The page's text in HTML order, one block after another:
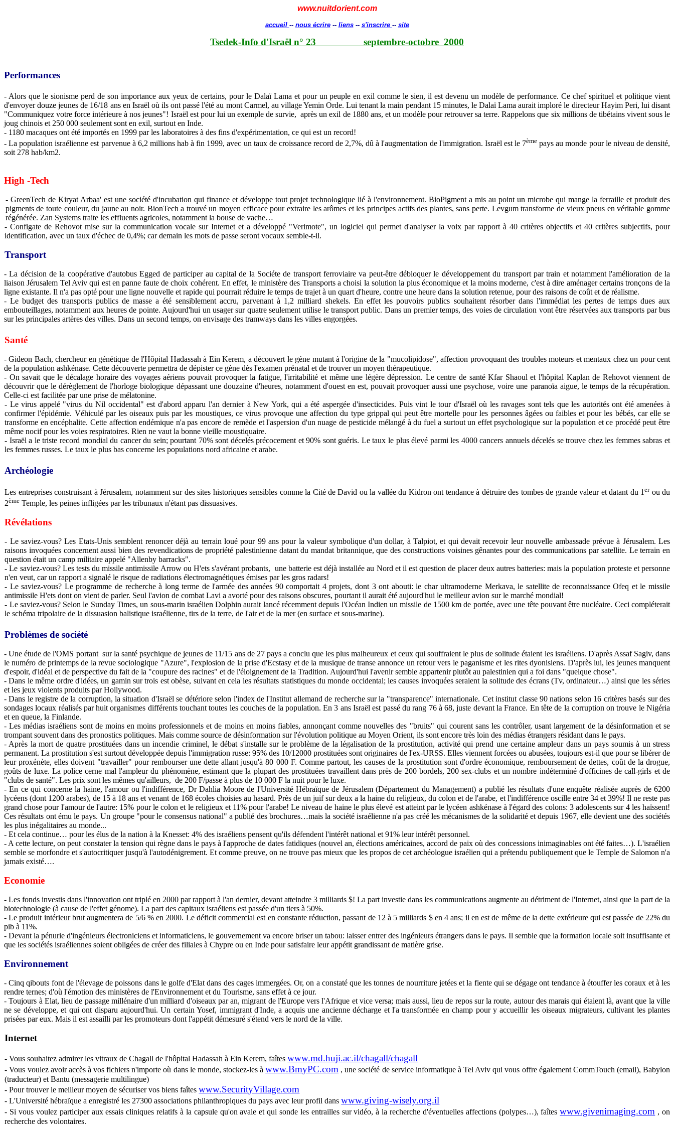
www.nuitdorient.com
accueil -- nous écrire-- liens-- s'inscrire -- site
Tsedek-Info d'Israël n° 23 septembre-octobre 2000
Performances
- Alors que le sionisme perd de son importance aux yeux de certains, pour le Dalaï Lama et pour un peuple en exil comme le sien, il est devenu un modèle de performance. Ce chef spirituel et politique vient
d'envoyer douze jeunes de 16/18 ans en Israël où ils ont passé l'été au mont Carmel, au village Yemin Orde. Lui tenant la main pendant 15 minutes, le Dalaï Lama aurait imploré le directeur Hayim Peri, lui disant
"Communiquez votre force intérieure à nos jeunes"! Israël est pour lui un exemple de survie, après un exil de 1880 ans, et un modèle pour retrouver sa terre. Rappelons que six millions de tibétains vivent sous le
joug chinois et 250 000 seulement sont en exil, surtout en Inde.
- 1180 macaques ont été importés en 1999 par les laboratoires à des fins d'expérimentation, ce qui est un record!
- La population israélienne est parvenue à 6,2 millions hab à fin 1999, avec un taux de croissance record de 2,7%, dû à l'augmentation de l'immigration. Israël est le 7ème pays au monde pour le niveau de densité,
soit 278 hab/km2.
High -Tech
- GreenTech de Kiryat Arbaa' est une société d'incubation qui finance et développe tout projet technologique lié à l'environnement. BioPigment a mis au point un microbe qui mange la ferraille et produit des
pigments de toute couleur, du jaune au noir. BionTech a trouvé un moyen efficace pour extraire les arômes et les principes actifs des plantes, sans perte. Levgum transforme de vieux pneus en véritable gomme
régénérée. Zan Systems traite les effluents agricoles, notamment la bouse de vache…
- Configate de Rehovot mise sur la communication vocale sur Internet et a développé "Verimote", un logiciel qui permet d'analyser la voix par rapport à 40 critères objectifs et 40 critères subjectifs, pour
identification, avec un taux d'échec de 0,4%; car demain les mots de passe seront vocaux semble-t-il.
Transport
- La décision de la coopérative d'autobus Egged de participer au capital de la Sociéte de transport ferroviaire va peut-être débloquer le développement du transport par train et notamment l'amélioration de la
liaison Jérusalem Tel Aviv qui est en panne faute de choix cohérent. En effet, le ministère des Transports a choisi la solution la plus économique et la moins moderne, c'est à dire aménager certains tronçons de la
ligne existante. Il n'a pas opté pour une ligne nouvelle et rapide qui pourrait réduire le temps de trajet à un quart d'heure, contre une heure dans la solution retenue, pour des raisons de coût et de réalisme.
- Le budget des transports publics de masse a été sensiblement accru, parvenant à 1,2 milliard shekels. En effet les pouvoirs publics souhaitent résorber dans l'immédiat les pertes de temps dues aux
embouteillages, notamment aux heures de pointe. Aujourd'hui un usager sur quatre seulement utilise le transport public. Dans un premier temps, des voies de circulation vont être réservées aux transports par bus
sur les principales artères des villes. Dans un second temps, on envisage des tramways dans les villes engorgées.
Santé
- Gideon Bach, chercheur en génétique de l'Hôpital Hadassah à Ein Kerem, a découvert le gène mutant à l'origine de la "mucolipidose", affection provoquant des troubles moteurs et mentaux chez un pour cent
de la population ashkénase. Cette découverte permettra de dépister ce gène dès l'examen prénatal et de trouver un moyen thérapeutique.
- On savait que le décalage horaire des voyages aériens pouvait provoquer la fatigue, l'irritabilité et même une légère dépression. Le centre de santé Kfar Shaoul et l'hôpital Kaplan de Rehovot viennent de
découvrir que le dérèglement de l'horloge biologique dépassant une douzaine d'heures, notamment d'ouest en est, pouvait provoquer aussi une psychose, voire une paranoïa aigue, le temps de la récupération.
Celle-ci est facilitée par une prise de mélatonine.
- Le virus appelé "virus du Nil occidental" est d'abord apparu l'an dernier à New York, qui a été aspergée d'insecticides. Puis vint le tour d'Israël où les ravages sont tels que les autorités ont été amenées à
confirmer l'épidémie. Véhiculé par les oiseaux puis par les moustiques, ce virus provoque une affection du type grippal qui peut être mortelle pour les personnes âgées ou faibles et pour les bébés, car elle se
transforme en encéphalite. Cette affection endémique n'a pas encore de remède et l'aspersion d'un nuage de pesticide mélangé à du fuel a surtout un effet psychologique sur la population et ce procédé peut être
même nocif pour les voies respiratoires. Rien ne vaut la bonne vieille moustiquaire.
- Israël a le triste record mondial du cancer du sein; pourtant 70% sont décelés précocement et 90% sont guéris. Le taux le plus élevé parmi les 4000 cancers annuels décelés se trouve chez les femmes sabras et
les femmes russes. Le taux le plus bas concerne les populations nord africaine et arabe.
Archéologie
Les entreprises construisant à Jérusalem, notamment sur des sites historiques sensibles comme la Cité de David ou la vallée du Kidron ont tendance à détruire des tombes de grande valeur et datant du 1erou du
2ème Temple, les peines infligées par les tribunaux n'étant pas dissuasives.
Révélations
- Le saviez-vous? Les Etats-Unis semblent renoncer déjà au terrain loué pour 99 ans pour la valeur symbolique d'un dollar, à Talpiot, et qui devait recevoir leur nouvelle ambassade prévue à Jérusalem. Les
raisons invoquées concernent aussi bien des revendications de propriété palestinienne datant du mandat britannique, que des constructions voisines gênantes pour des communications par satellite. Le terrain en
question était un camp militaire appelé "Allenby barracks".
- Le saviez-vous? Les tests du missile antimissile Arrow ou H'ets s'avérant probants, une batterie est déjà installée au Nord et il est question de placer deux autres batteries: mais la population proteste et personne
n'en veut, car un rapport a signalé le risque de radiations électromagnétiques émises par les gros radars!
- Le saviez-vous? Le programme de recherche à long terme de l'armée des années 90 comportait 4 projets, dont 3 ont abouti: le char ultramoderne Merkava, le satellite de reconnaissance Ofeq et le missile
antimissile H'ets dont on vient de parler. Seul l'avion de combat Lavi a avorté pour des raisons obscures, pourtant il aurait été aujourd'hui le meilleur avion sur le marché mondial!
- Le saviez-vous? Selon le Sunday Times, un sous-marin israélien Dolphin aurait lancé récemment depuis l'Océan Indien un missile de 1500 km de portée, avec une tête pouvant être nucléaire. Ceci compléterait
le schéma tripolaire de la dissuasion balistique israélienne, tirs de la terre, de l'air et de la mer (en surface et sous-marine).
Problèmes de société
- Une étude de l'OMS portant sur la santé psychique de jeunes de 11/15 ans de 27 pays a conclu que les plus malheureux et ceux qui souffraient le plus de solitude étaient les israéliens. D'après Assaf Sagiv, dans
le numéro de printemps de la revue sociologique "Azure", l'explosion de la prise d'Ecstasy et de la musique de transe annonce un retour vers le paganisme et les rites dyonisiens. D'après lui, les jeunes manquent
d'espoir, d'idéal et de perspective du fait de la "coupure des racines" et de l'éloignement de la Tradition. Aujourd'hui l'avenir semble appartenir plutôt au palestinien qui a foi dans "quelque chose".
- Dans le même ordre d'idées, un gamin sur trois est obèse, suivant en cela les résultats statistiques du monde occidental; les causes invoquées seraient la solitude des écrans (Tv, ordinateur…) ainsi que les séries
et les jeux violents produits par Hollywood.
- Dans le registre de la corruption, la situation d'Israël se détériore selon l'index de l'Institut allemand de recherche sur la "transparence" internationale. Cet institut classe 90 nations selon 16 critères basés sur des
sondages locaux réalisés par huit organismes différents touchant toutes les couches de la population. En 3 ans Israël est passé du rang 76 à 68, juste devant la France. En tête de la corruption on trouve le Nigéria
et en queue, la Finlande.
- Les médias israéliens sont de moins en moins professionnels et de moins en moins fiables, annonçant comme nouvelles des "bruits" qui courent sans les contrôler, usant largement de la désinformation et se
trompant souvent dans des pronostics politiques. Mais comme source de désinformation sur l'évolution politique au Moyen Orient, ils sont encore très loin des médias étrangers résidant dans le pays.
- Après la mort de quatre prostituées dans un incendie criminel, le débat s'installe sur le problème de la légalisation de la prostitution, activité qui prend une certaine ampleur dans un pays soumis à un stress
permanent. La prostitution s'est surtout développée depuis l'immigration russe: 95% des 10/12000 prostituées sont originaires de l'ex-URSS. Elles viennent forcées ou abusées, toujours est-il que pour se libérer de
leur proxénète, elles doivent "travailler" pour rembourser une dette allant jusqu'à 80 000 F. Comme partout, les causes de la prostitution sont d'ordre économique, remboursement de dettes, coût de la drogue,
goûts de luxe. La police cerne mal l'ampleur du phénomène, estimant que la plupart des prostituées travaillent dans près de 200 bordels, 200 sex-clubs et un nombre indéterminé d'officines de call-girls et de
"clubs de santé". Les prix sont les mêmes qu'ailleurs, de 200 F/passe à plus de 10 000 F la nuit pour le luxe.
- En ce qui concerne la haine, l'amour ou l'indifférence, Dr Dahlia Moore de l'Université Hébraïque de Jérusalem (Département du Management) a publié les résultats d'une enquête réalisée auprès de 6200
lycéens (dont 1200 arabes), de 15 à 18 ans et venant de 168 écoles choisies au hasard. Près de un juif sur deux a la haine du religieux, du colon et de l'arabe, et l'indifférence oscille entre 34 et 39%! Il ne reste pas
grand chose pour l'amour de l'autre: 15% pour le colon et le religieux et 11% pour l'arabe! Le niveau de haine le plus élevé est atteint par le lycéen ashkénase à l'égard des colons: 3 adolescents sur 4 les haïssent!
Ces résultats ont ému le pays. Un groupe "pour le consensus national" a publié des brochures…mais la société israélienne n'a pas créé les mécanismes de la solidarité et depuis 1967, elle devient une des sociétés
les plus inégalitaires au monde...
- Et cela continue… pour les élus de la nation à la Knesset: 4% des israéliens pensent qu'ils défendent l'intérêt national et 91% leur intérêt personnel.
- A cette lecture, on peut constater la tension qui règne dans le pays à l'approche de dates fatidiques (nouvel an, élections américaines, accord de paix où des concessions inimaginables ont été faites…). L'israélien
semble se morfondre et s'autocritiquer jusqu'à l'autodénigrement. Et comme preuve, on ne trouve pas mieux que les propos de cet archéologue israélien qui a prétendu publiquement que le Temple de Salomon n'a
jamais existé….
Economie
- Les fonds investis dans l'innovation ont triplé en 2000 par rapport à l'an dernier, devant atteindre 3 milliards $! La part investie dans les communications augmente au détriment de l'Internet, ainsi que la part de la
biotechnologie (à cause de l'effet génome). La part des capitaux israéliens est passée d'un tiers à 50%.
- Le produit intérieur brut augmentera de 5/6 % en 2000. Le déficit commercial est en constante réduction, passant de 12 à 5 milliards $ en 4 ans; il en est de même de la dette extérieure qui est passée de 22% du
pib à 11%.
- Devant la pénurie d'ingénieurs électroniciens et informaticiens, le gouvernement va encore briser un tabou: laisser entrer des ingénieurs étrangers dans le pays. Il semble que la formation locale soit insuffisante et
que les sociétés israéliennes soient obligées de créer des filiales à Chypre ou en Inde pour satisfaire leur appétit grandissant de matière grise.
Environnement
- Cinq qibouts font de l'élevage de poissons dans le golfe d'Elat dans des cages immergées. Or, on a constaté que les tonnes de nourriture jetées et la fiente qui se dégage ont tendance à étouffer les coraux et à les
rendre ternes; d'où l'émotion des ministères de l'Environnement et du Tourisme, sans effet à ce jour.
- Toujours à Elat, lieu de passage millénaire d'un milliard d'oiseaux par an, migrant de l'Europe vers l'Afrique et vice versa; mais aussi, lieu de repos sur la route, autour des marais qui étaient là, avant que la ville
ne se développe, et qui ont disparu aujourd'hui. Un certain Yosef, immigrant d'Inde, a acquis une ancienne décharge et l'a transformée en champ pour y accueillir les oiseaux migrateurs, cultivant les plantes
prisées par eux. Mais il est assailli par les promoteurs dont l'appétit démesuré s'étend vers le nord de la ville.
Internet
- Vous souhaitez admirer les vitraux de Chagall de l'hôpital Hadassah à Ein Kerem, faîteswww.md.huji.ac.il/chagall/chagall
- Vous voulez avoir accès à vos fichiers n'importe où dans le monde, stockez-les àwww.BmyPC.com , une société de service informatique à Tel Aviv qui vous offre également CommTouch (email), Babylon
(traducteur) et Bantu (messagerie multilingue)
- Pour trouver le meilleur moyen de sécuriser vos biens faîteswww.SecurityVillage.com
- L'Université hébraïque a enregistré les 27300 associations philanthropiques du pays avec leur profil danswww.giving-wisely.org.il
- Si vous voulez participer aux essais cliniques relatifs à la capsule qu'on avale et qui sonde les entrailles sur vidéo, à la recherche d'éventuelles affections (polypes…), faîteswww.givenimaging.com , on
recherche des volontaires.